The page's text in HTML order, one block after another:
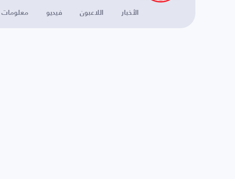
الأخبار اللاعبون فيديو معلومات